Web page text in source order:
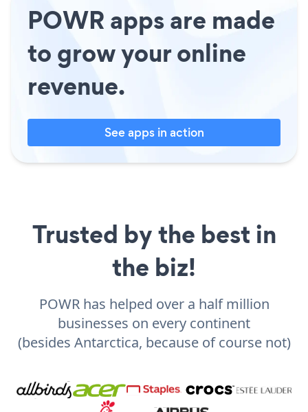
POWR apps are made
to grow your online
revenue.
See apps in action
Trusted by the best in
the biz!
POWR has helped over a half million
businesses on every continent
(besides Antarctica, because of course not)